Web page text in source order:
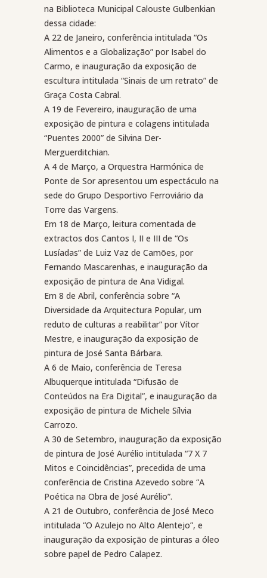
na Biblioteca Municipal Calouste Gulbenkian
dessa cidade:
A 22 de Janeiro, conferência intitulada “Os
Alimentos e a Globalização” por Isabel do
Carmo, e inauguração da exposição de
escultura intitulada “Sinais de um retrato” de
Graça Costa Cabral.
A 19 de Fevereiro, inauguração de uma
exposição de pintura e colagens intitulada
“Puentes 2000” de Silvina Der-
Merguerditchian.
A 4 de Março, a Orquestra Harmónica de
Ponte de Sor apresentou um espectáculo na
sede do Grupo Desportivo Ferroviário da
Torre das Vargens.
Em 18 de Março, leitura comentada de
extractos dos Cantos I, II e III de “Os
Lusíadas” de Luiz Vaz de Camões, por
Fernando Mascarenhas, e inauguração da
exposição de pintura de Ana Vidigal.
Em 8 de Abril, conferência sobre “A
Diversidade da Arquitectura Popular, um
reduto de culturas a reabilitar” por Vítor
Mestre, e inauguração da exposição de
pintura de José Santa Bárbara.
A 6 de Maio, conferência de Teresa
Albuquerque intitulada “Difusão de
Conteúdos na Era Digital”, e inauguração da
exposição de pintura de Michele Sílvia
Carrozo.
A 30 de Setembro, inauguração da exposição
de pintura de José Aurélio intitulada “7 X 7
Mitos e Coincidências”, precedida de uma
conferência de Cristina Azevedo sobre “A
Poética na Obra de José Aurélio”.
A 21 de Outubro, conferência de José Meco
intitulada “O Azulejo no Alto Alentejo”, e
inauguração da exposição de pinturas a óleo
sobre papel de Pedro Calapez.